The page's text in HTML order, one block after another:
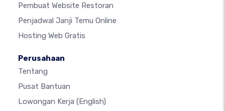
Pembuat Website Restoran
Penjadwal Janji Temu Online
Hosting Web Gratis
Perusahaan
Tentang
Pusat Bantuan
Lowongan Kerja (English)